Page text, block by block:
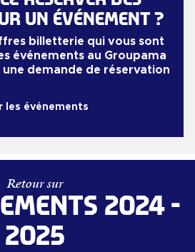
UN ÉVÉNEMENT ?
billetterie qui vous sont
événements au Groupama
demande de réservation
les événements
Retour sur
2024 -
2025